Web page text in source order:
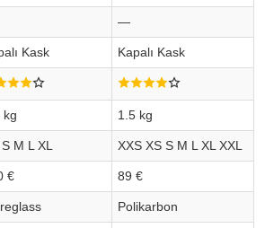
—
Kask Kapalı Kask
kg 1.5 kg
M L XL XXS XS S M L XL XXL
€ 89 €
Polikarbon